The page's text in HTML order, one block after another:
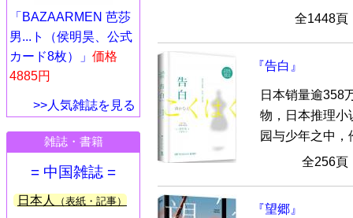
「BAZAARMEN 芭莎
男...ト（侯明昊、公式
カード8枚）」 価格
4885円
>>人気雑誌を見る
雑誌・書籍
= 中国雑誌 =
日本人 （表紙・記事）
全1448
『告白』
日本销量逾358
物，日本推理小
园与少年之中，
全256
『望郷』